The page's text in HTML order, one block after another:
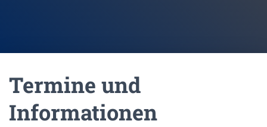
U
Termine und
Informationen